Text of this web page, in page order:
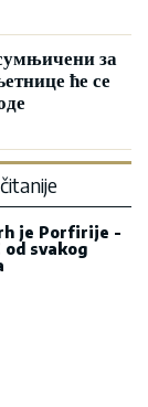
за
ће се
je Porfirije -
od svakog